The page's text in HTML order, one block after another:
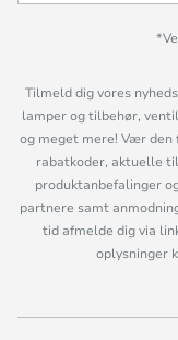
Tilmeld dig vores
lamper og tilbehør,
og meget mere! Vær
rabatkoder, aktuelle
produktanbefalinger
partnere samt
tid afmelde dig via
oplysninger